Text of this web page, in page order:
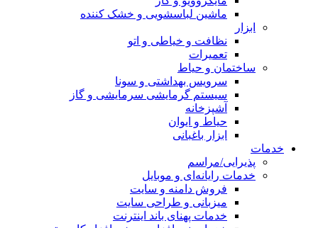
ماشین لباسشویی و خشک کننده
ابزار
نظافت و خیاطی و اتو
تعمیرات
ساختمان و حیاط
سرویس بهداشتی و سونا
سیستم گرمایشی سرمایشی و گاز
آشپزخانه
حیاط و ایوان
ابزار باغبانی
خدمات
پذیرایی/مراسم
خدمات رایانه‌ای و موبایل
فروش دامنه و سایت
میزبانی و طراحی سایت
خدمات پهنای باند اینترنت